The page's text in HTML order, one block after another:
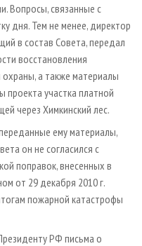
Вопросы, связанные с
дня. Тем не менее, директор
в состав Совета, передал
восстановления
а также материалы
проекта участка платной
через Химкинский лес.
ему материалы,
он не согласился с
поправок, внесенных в
от 29 декабря 2010 г.
пожарной катастрофы
РФ письма о